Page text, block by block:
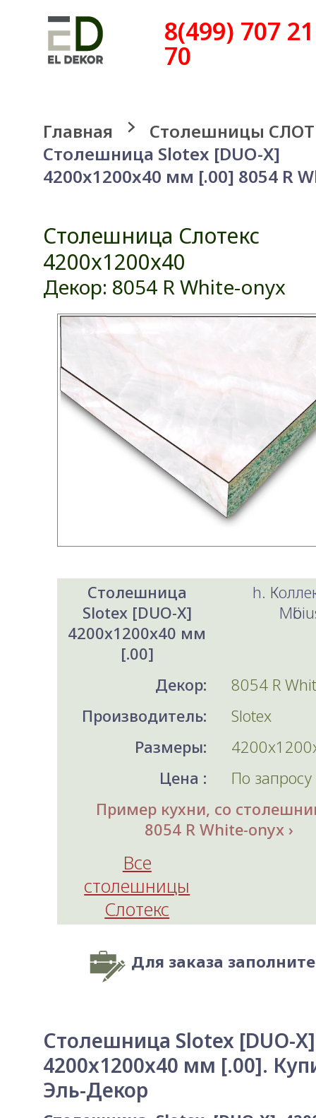
8(499) 707 21
70
Главная
Столешницы
Столешница Slotex [DUO-X]
4200x1200x40 мм [.00] 8054 R
Столешница Слотекс
4200x1200x40
Декор: 8054 R White-onyx
Столешница
Slotex [DUO-X]
4200x1200x40 мм
[.00]
h.
Декор:
8054 R
Производитель:
Slotex
Размеры:
Цена :
По запросу
Пример кухни, со
8054 R White-onyx
Все
столешницы
Слотекс
Для заказа
Столешница Slotex [DUO-X]
4200x1200x40 мм [.00].
Эль-Декор